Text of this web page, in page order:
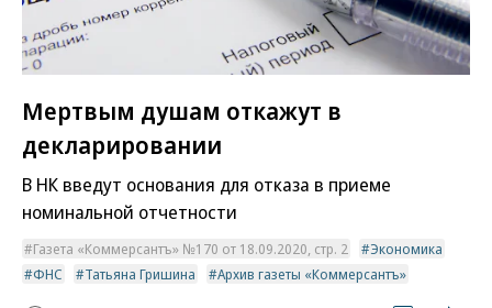
Мертвым душам откажут в
декларировании
В НК введут основания для отказа в приеме
номинальной отчетности
Газета «Коммерсантъ» №170 от 18.09.2020, стр. 2
Экономика
ФНС
Татьяна Гришина Архив газеты «Коммерсантъ»